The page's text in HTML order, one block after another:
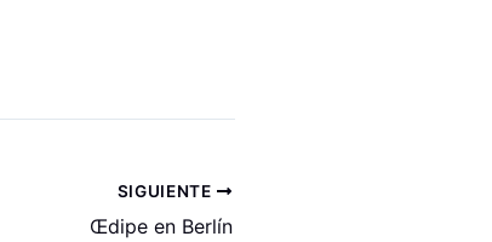
SIGUIENTE
Œdipe en Berlín